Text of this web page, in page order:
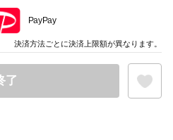
了
PayPay
決済方法ごとに決済上限額が異なります。